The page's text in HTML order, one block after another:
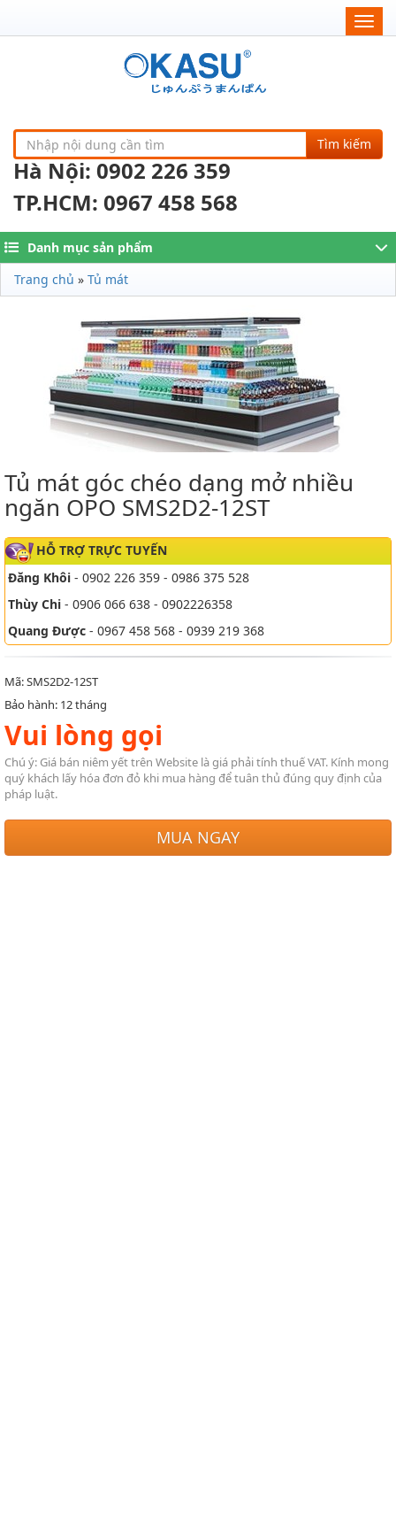
Tìm kiếm
Hà Nội: 0902 226 359
TP.HCM: 0967 458 568
Danh mục sản phẩm
Trang chủ » Tủ mát
Tủ mát góc chéo dạng mở nhiều
ngăn OPO SMS2D2-12ST
HỖ TRỢ TRỰC TUYẾN
Đăng Khôi - 0902 226 359 - 0986 375 528
Thùy Chi - 0906 066 638 - 0902226358
Quang Được - 0967 458 568 - 0939 219 368
Mã: SMS2D2-12ST
Bảo hành: 12 tháng
Vui lòng gọi
Chú ý: Giá bán niêm yết trên Website là giá phải tính thuế VAT. Kính mong
quý khách lấy hóa đơn đỏ khi mua hàng để tuân thủ đúng quy định của
pháp luật.
MUA NGAY